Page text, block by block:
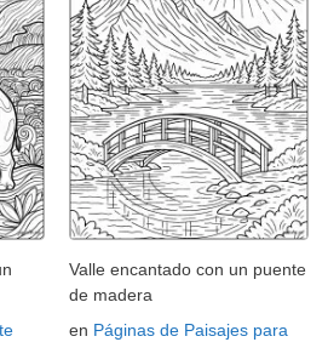
Valle encantado con un puente
de madera
en Páginas de Paisajes para